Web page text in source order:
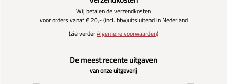
Wij betalen de verzendkosten
voor orders vanaf € 20,- (incl. btw)uitsluitend in Nederland
(zie verderAlgemene voorwaarden)
De meest recente uitgaven
van onze uitgeverij